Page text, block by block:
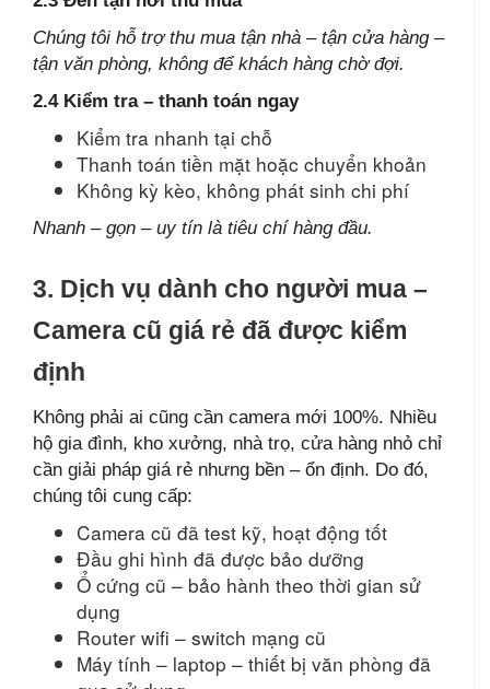
Chúng tôi hỗ trợ thu mua tận nhà – tận cửa hàng –
tận văn phòng, không để khách hàng chờ đợi.
2.4 Kiểm tra – thanh toán ngay
Kiểm tra nhanh tại chỗ
Thanh toán tiền mặt hoặc chuyển khoản
Không kỳ kèo, không phát sinh chi phí
Nhanh – gọn – uy tín là tiêu chí hàng đầu.
3. Dịch vụ dành cho người mua –
Camera cũ giá rẻ đã được kiểm
định
Không phải ai cũng cần camera mới 100%. Nhiều
hộ gia đình, kho xưởng, nhà trọ, cửa hàng nhỏ chỉ
cần giải pháp giá rẻ nhưng bền – ổn định. Do đó,
chúng tôi cung cấp:
Camera cũ đã test kỹ, hoạt động tốt
Đầu ghi hình đã được bảo dưỡng
Ổ cứng cũ – bảo hành theo thời gian sử
dụng
Router wifi – switch mạng cũ
Máy tính – laptop – thiết bị văn phòng đã